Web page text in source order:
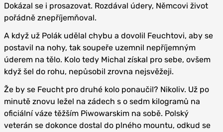
Dokázal se i prosazovat. Rozdával údery, Němcovi život
pořádně znepříjemňoval.
A když už Polák udělal chybu a dovolil Feuchtovi, aby se
postavil na nohy, tak soupeře uzemnil nepříjemným
úderem na tělo. Kolo tedy Michal získal pro sebe, ovšem
když šel do rohu, nepůsobil zrovna nejsvěžeji.
Že by se Feucht pro druhé kolo ponaučil? Nikoliv. Už po
minutě znovu ležel na zádech s o sedm kilogramů na
oficiální váze těžším Piwowarskim na sobě. Polský
veterán se dokonce dostal do plného mountu, odkud se